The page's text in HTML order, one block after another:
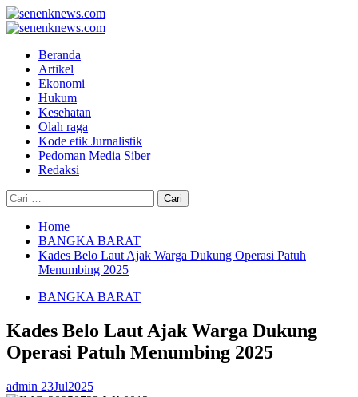
Skip
to
Primary
Beranda
Artikel
Ekonomi
Hukum
Kesehatan
Olah raga
Kode etik Jurnalistik
Pedoman Media Siber
Redaksi
Cari
untuk:
Home
BANGKA BARAT
Kades Belo Laut Ajak Warga Dukung Operasi Patuh
Menumbing 2025
BANGKA BARAT
Kades Belo Laut Ajak Warga Dukung
Operasi Patuh Menumbing 2025
admin 23Jul2025